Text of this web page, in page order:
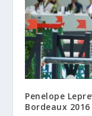
Penelope
Bordeaux 2016